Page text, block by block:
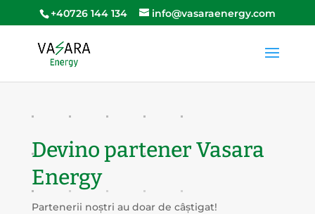
+40726 144 134 info@vasaraenergy.com
Devino partener Vasara
Energy
Partenerii noștri au doar de câștigat!